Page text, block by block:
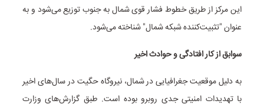
این مرکز از طریق خطوط فشار قوی شمال به جنوب توزیع می‌شود و به
عنوان "تثبیت‌کننده شبکه شمال" شناخته می‌شود.
سوابق از کار افتادگی و حوادث اخیر
به دلیل موقعیت جغرافیایی در شمال، نیروگاه حگیت در سال‌های اخیر
با تهدیدات امنیتی جدی روبرو بوده است. طبق گزارش‌های وزارت